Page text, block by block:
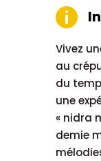

Vivez
au
du
une
« nidra
demie